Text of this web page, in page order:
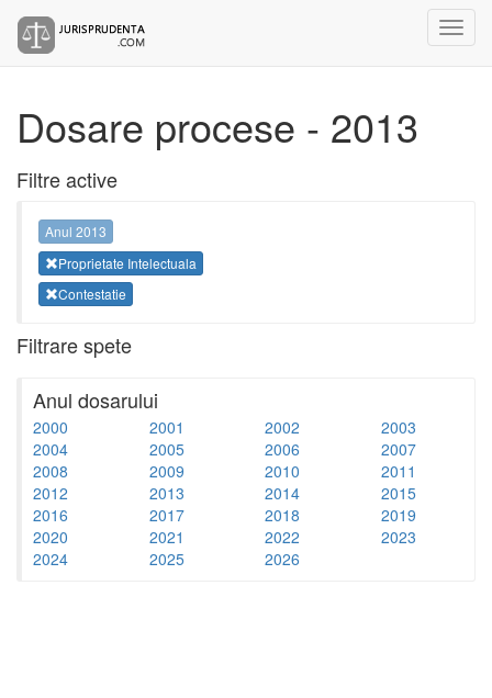
Dosare procese - 2013
Filtre active
Anul 2013
Proprietate Intelectuala
Contestatie
Filtrare spete
Anul dosarului
2000 2001 2002
2003
2004
2005 2006
2007
2008
2009 2010
2011
2012
2013 2014
2015
2016
2017 2018
2019
2020
2021 2022
2023
2024
2025 2026